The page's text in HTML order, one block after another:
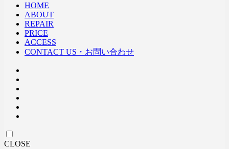
HOME
ABOUT
REPAIR
PRICE
ACCESS
CONTACT US・お問い合わせ
CLOSE